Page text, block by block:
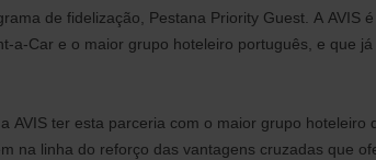
de fidelização, Pestana Priority Guest. A AVIS
Car e o maior grupo hoteleiro português, e que
AVIS ter esta parceria com o maior grupo
linha do reforço das vantagens cruzadas que